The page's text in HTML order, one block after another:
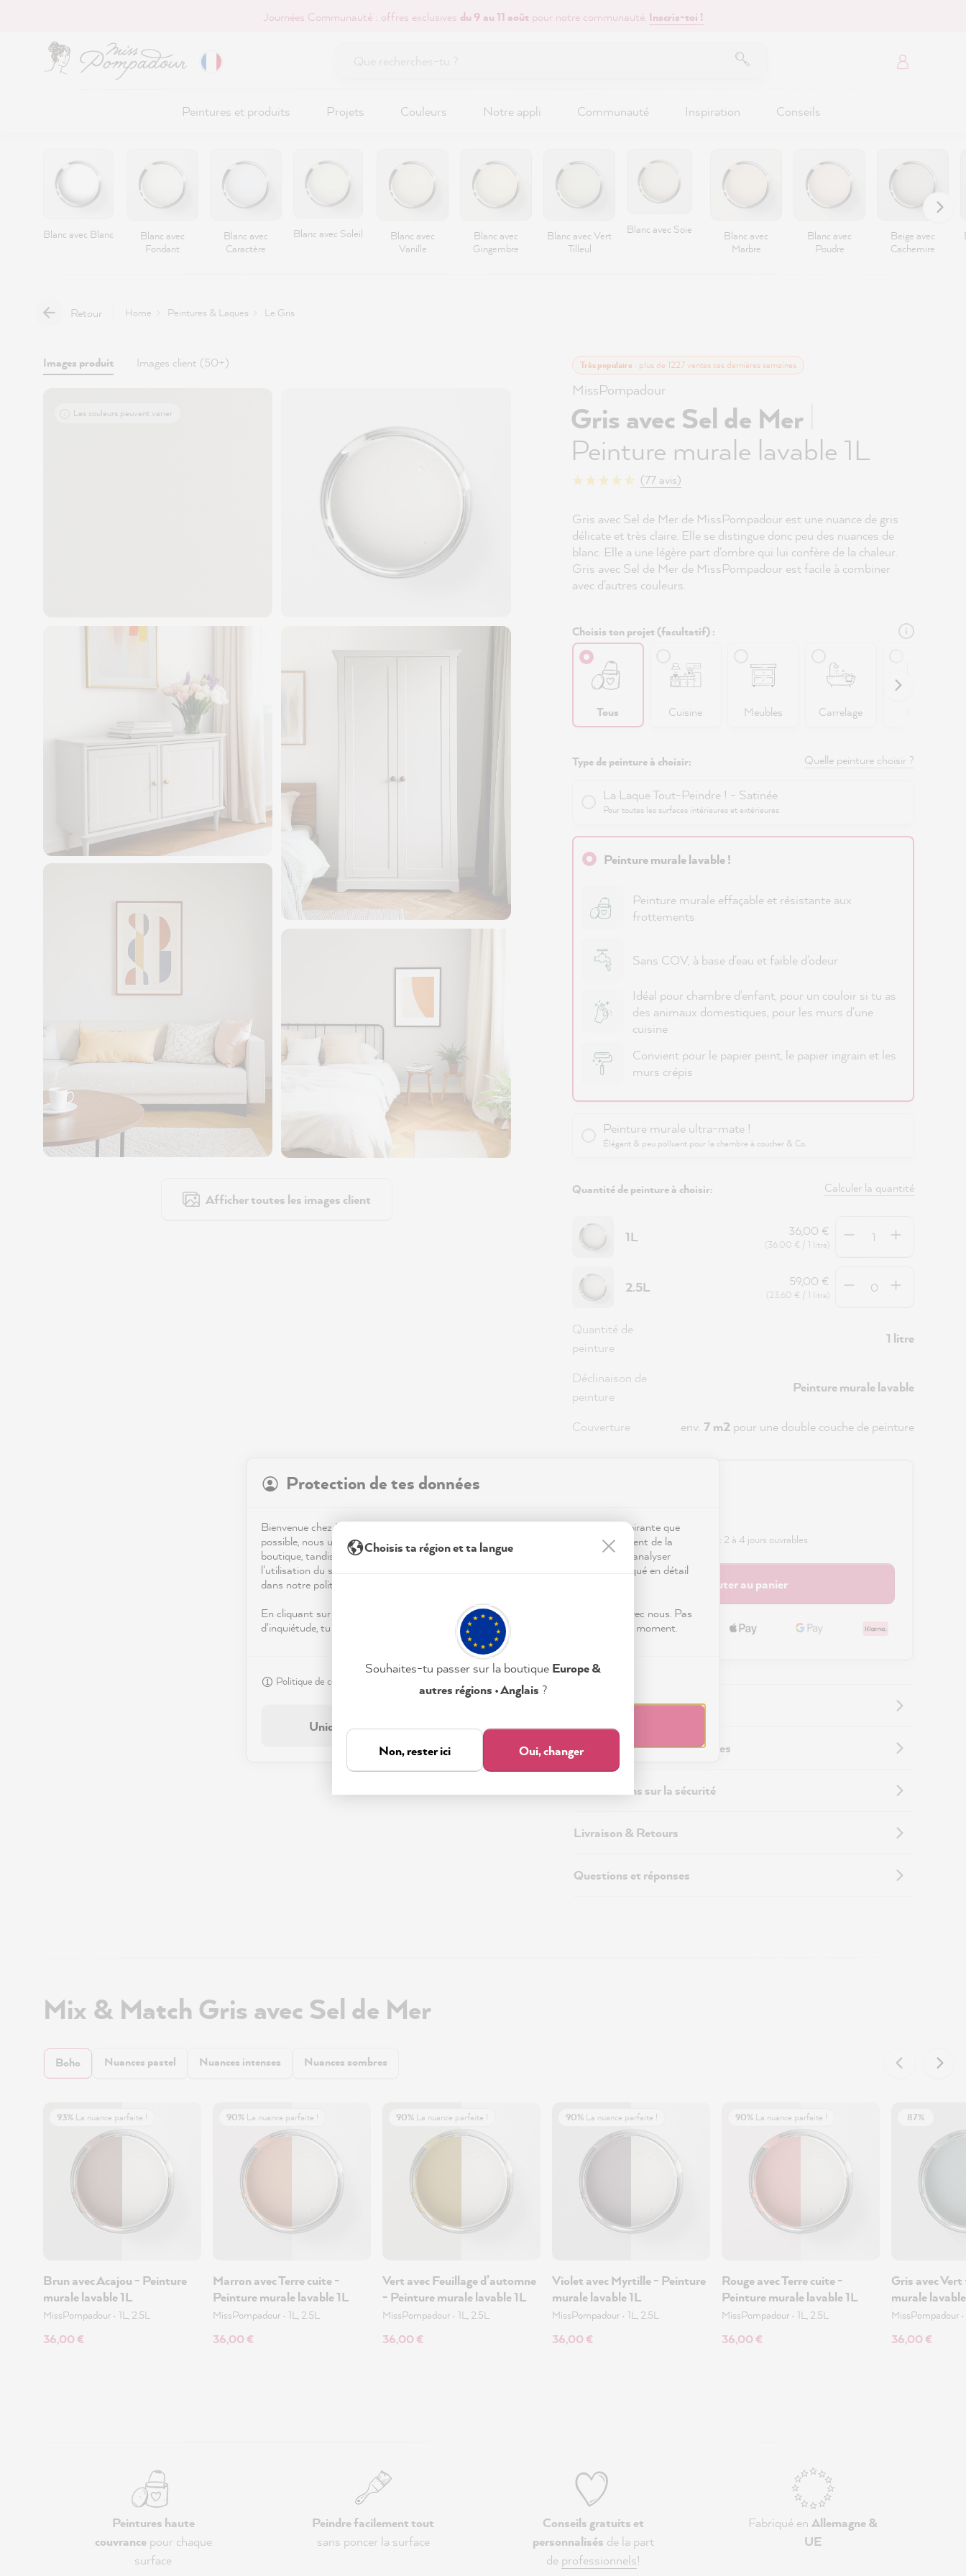
Journées Communauté : offres exclusives du 9 au 11 août pour notre communauté. Inscris-toi !
Peintures et produits Projets Couleurs Notre appli Communauté Inspiration Conseils
Blanc avec Blanc
Blanc avec
Fondant
Blanc avec
Caractère
Blanc avec Soleil
Blanc avec
Vanille
Blanc avec
Gingembre
Blanc avec Vert
Tilleul
Blanc avec Soie
Blanc avec
Marbre
Blanc avec
Poudre
Beige avec
Cachemire
Retour Home Peintures & Laques Le Gris
Images produit Images client (50+)
Afficher toutes les images client
Les couleurs peuvent varier
Très populaire: plus de 1227 ventes ces dernières semaines
MissPompadour
Gris avec Sel de Mer
Peinture murale lavable 1L
(77 avis)
Gris avec Sel de Mer de MissPompadour est une nuance de gris
délicate et très claire. Elle se distingue donc peu des nuances de
blanc. Elle a une légère part d'ombre qui lui confère de la chaleur.
Gris avec Sel de Mer de MissPompadour est facile à combiner
avec d'autres couleurs.
Choisis ton projet (facultatif) :
Tous Cuisine Meubles Carrelage
Type de peinture à choisir: Quelle peinture choisir ?
La Laque Tout-Peindre ! - Satinée
Pour toutes les surfaces intérieures et extérieures
Peinture murale lavable !
Peinture murale effaçable et résistante aux
frottements
Sans COV, à base d'eau et faible d'odeur
Idéal pour chambre d'enfant, pour un couloir si tu as
des animaux domestiques, pour les murs d'une
cuisine
Convient pour le papier peint, le papier ingrain et les
murs crépis
Peinture murale ultra-mate !
Élégant & peu polluant pour la chambre à coucher & Co.
Quantité de peinture à choisir: Calculer la quantité
1L 36,00 €
(36,00 € / 1 litre)
2.5L 59,00 €
(23,60 € / 1 litre)
Quantité de
peinture
1 litre
Déclinaison de
peinture
Peinture murale lavable
Couverture env. 7 m2pour une double couche de peinture
Disponible, délai de livraison : 2 à 4 jours ouvrables
Ajouter au panier
Informations supplémentaires
Informations sur la sécurité
Livraison & Retours
Questions et réponses
Mix & Match Gris avec Sel de Mer
Boho Nuances pastel Nuances intenses Nuances sombres
93% La nuance parfaite !
Brun avec Acajou - Peinture
murale lavable 1L
MissPompadour • 1L, 2.5L
36,00 €
90% La nuance parfaite !
Marron avec Terre cuite -
Peinture murale lavable 1L
MissPompadour • 1L, 2.5L
36,00 €
90% La nuance parfaite !
Vert avec Feuillage d’automne
- Peinture murale lavable 1L
MissPompadour • 1L, 2.5L
36,00 €
90% La nuance parfaite !
Violet avec Myrtille - Peinture
murale lavable 1L
MissPompadour • 1L, 2.5L
36,00 €
90% La nuance parfaite !
Rouge avec Terre cuite -
Peinture murale lavable 1L
MissPompadour • 1L, 2.5L
36,00 €
87%
Gris avec
murale
MissPompadour •
36,00 €
Peintures haute
couvrancepour chaque
surface
Peindre facilement tout
sans poncer la surface
Conseils gratuits et
personnalisés de la part
de professionnels!
Fabriqué en Allemagne &
UE
Protection de tes données
Bienvenue chez MissPompadour ! Pour que ta visite sur notre site soit aussi inspirante que
possible, nous utilisons des cookies.. Certains sont essentiels au bon fonctionnement de la
boutique, tandis que d'autres nous aident à mieux comprendre tes envies déco, à analyser
l'utilisation du site et à te proposer des inspirations personnalisées. Tout est expliqué en détail
dans notre politique de confidentialité.
En cliquant sur « Tout accepter », tu nous autorises à peaufiner ton expérience avec nous. Pas
d'inquiétude, tu peux modifier tes préférences ou retirer ton consentement à tout moment.
Politique de confidentialité
Tout accepter
Uniquement nécessaire
Choisis ta région et ta langue
Souhaites-tu passer sur la boutique Europe &
autres régions • Anglais ?
Non, rester ici Oui, changer